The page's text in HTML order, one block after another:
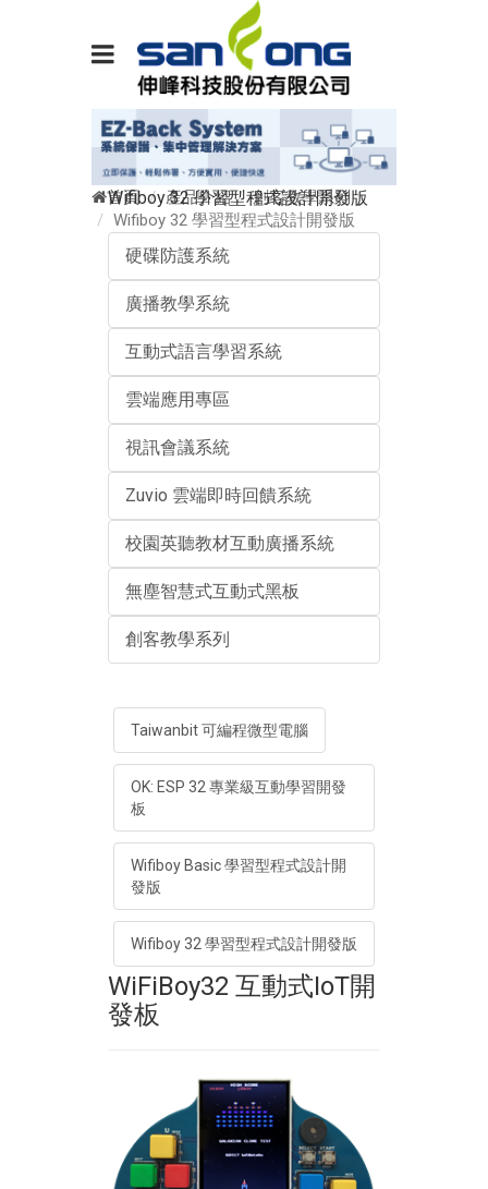
首頁 產品介紹
創客教學系列
Wifiboy 32 學習型程式設計開發版
Wifiboy 32 學習型程式設計開發版
硬碟防護系統
廣播教學系統
互動式語言學習系統
雲端應用專區
視訊會議系統
Zuvio 雲端即時回饋系統
校園英聽教材互動廣播系統
無塵智慧式互動式黑板
創客教學系列
Taiwanbit 可編程微型電腦
OK: ESP 32 專業級互動學習開發
板
Wifiboy Basic 學習型程式設計開
發版
Wifiboy 32 學習型程式設計開發版
WiFiBoy32 互動式IoT開
發板